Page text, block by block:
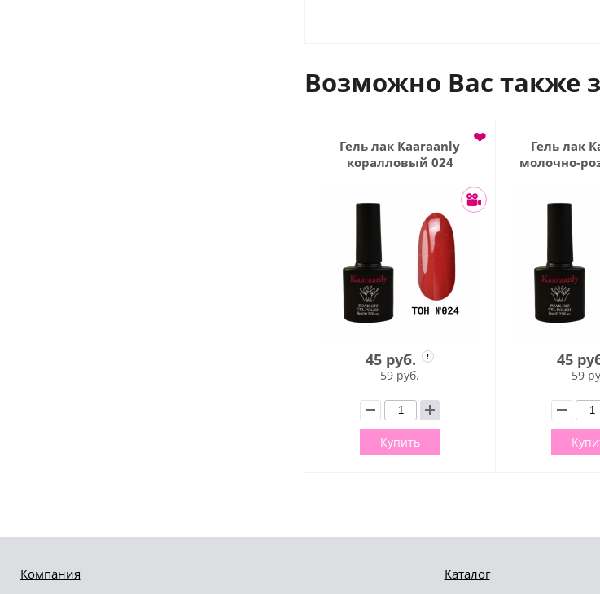
Возможно Вас также
Гель лак Кaaraanly
коралловый 024
❤
45 руб.
59 руб.
Купить
Гель лак
молочно-
45
59
Компания
Каталог